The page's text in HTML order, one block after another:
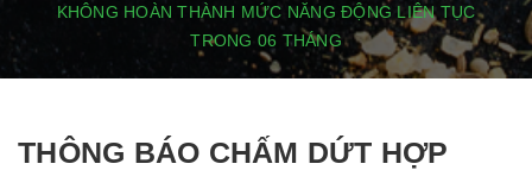
KHÔNG HOÀN THÀNH MỨC NĂNG ĐỘNG LIÊN TỤC
TRONG 06 THÁNG
THÔNG BÁO CHẤM DỨT HỢP